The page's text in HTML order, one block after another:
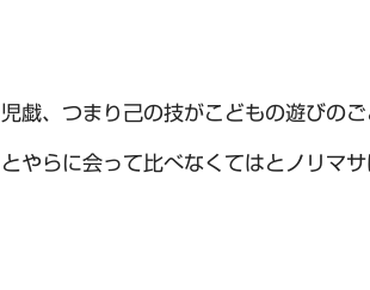
児戯、つまり己の技がこどもの遊びの
とやらに会って比べなくてはとノリマサ